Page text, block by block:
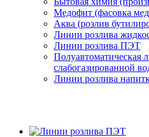
Медофит (фасовка
Аква (розлив
Линии розлива
Линии розлива ПЭТ
Полуавтоматическая
слабогазированной
Линии розлива